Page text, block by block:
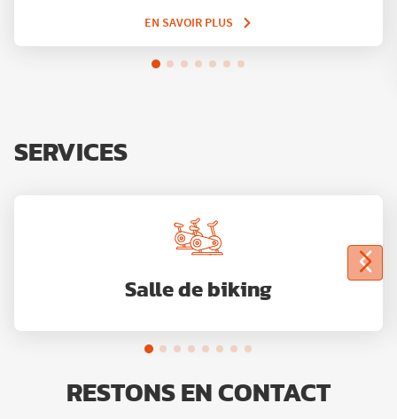
EN SAVOIR PLUS
SERVICES
Salle de biking
RESTONS EN CONTACT